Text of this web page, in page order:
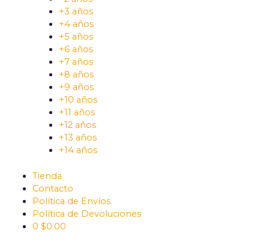
+3 años
+4 años
+5 años
+6 años
+7 años
+8 años
+9 años
+10 años
+11 años
+12 años
+13 años
+14 años
Tienda
Contacto
Política de Envíos
Política de Devoluciones
0 $0.00